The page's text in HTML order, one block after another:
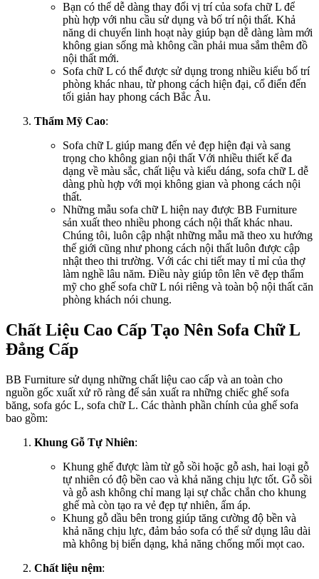
Bạn có thể dễ dàng thay đổi vị trí của sofa chữ L để
phù hợp với nhu cầu sử dụng và bố trí nội thất. Khả
năng di chuyển linh hoạt này giúp bạn dễ dàng làm mới
không gian sống mà không cần phải mua sắm thêm đồ
nội thất mới.
Sofa chữ L có thể được sử dụng trong nhiều kiểu bố trí
phòng khác nhau, từ phong cách hiện đại, cổ điển đến
tối giản hay phong cách Bắc Âu.
Thẩm Mỹ Cao:
Sofa chữ L giúp mang đến vẻ đẹp hiện đại và sang
trọng cho không gian nội thất Với nhiều thiết kế đa
dạng về màu sắc, chất liệu và kiểu dáng, sofa chữ L dễ
dàng phù hợp với mọi không gian và phong cách nội
thất.
Những mẫu sofa chữ L hiện nay được BB Furniture
sản xuất theo nhiều phong cách nội thất khác nhau.
Chúng tôi, luôn cập nhật những mẫu mã theo xu hướng
thế giới cũng như phong cách nội thất luôn được cập
nhật theo thi trường. Với các chi tiết may tỉ mỉ của thợ
làm nghề lâu năm. Điều này giúp tôn lên vẽ đẹp thẩm
mỹ cho ghế sofa chữ L nói riêng và toàn bộ nội thất căn
phòng khách nói chung.
Chất Liệu Cao Cấp Tạo Nên Sofa Chữ L
Đẳng Cấp
BB Furniture sử dụng những chất liệu cao cấp và an toàn cho
nguồn gốc xuất xử rõ ràng để sản xuất ra những chiếc ghế sofa
băng, sofa góc L, sofa chữ L. Các thành phần chính của ghế sofa
bao gồm:
Khung Gỗ Tự Nhiên:
Khung ghế được làm từ gỗ sồi hoặc gỗ ash, hai loại gỗ
tự nhiên có độ bền cao và khả năng chịu lực tốt. Gỗ sồi
và gỗ ash không chỉ mang lại sự chắc chắn cho khung
ghế mà còn tạo ra vẻ đẹp tự nhiên, ấm áp.
Khung gỗ dầu bên trong giúp tăng cường độ bền và
khả năng chịu lực, đảm bảo sofa có thể sử dụng lâu dài
mà không bị biến dạng, khả năng chống mối mọt cao.
Chất liệu nệm: